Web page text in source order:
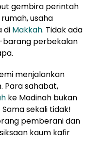
gembira perintah
usaha
di Makkah. Tidak ada
barang perbekalan
menjalankan
Para sahabat,
ke Madinah bukan
sekali tidak!
pemberani dan
kaum kafir